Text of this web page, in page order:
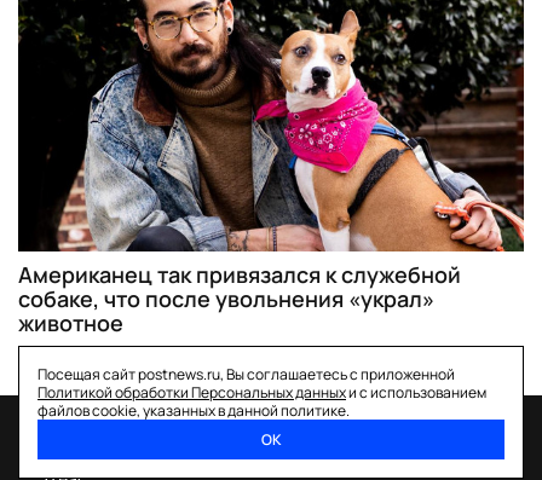
Американец так привязался к служебной
собаке, что после увольнения «украл»
животное
Посещая сайт postnews.ru, Вы соглашаетесь с приложенной
Политикой обработки Персональных данныхи с использованием
файлов cookie, указанных в данной политике.
ОК